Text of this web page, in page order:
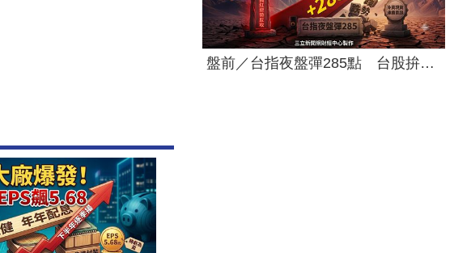
盤前／台指夜盤彈285點 台股拚延續反彈